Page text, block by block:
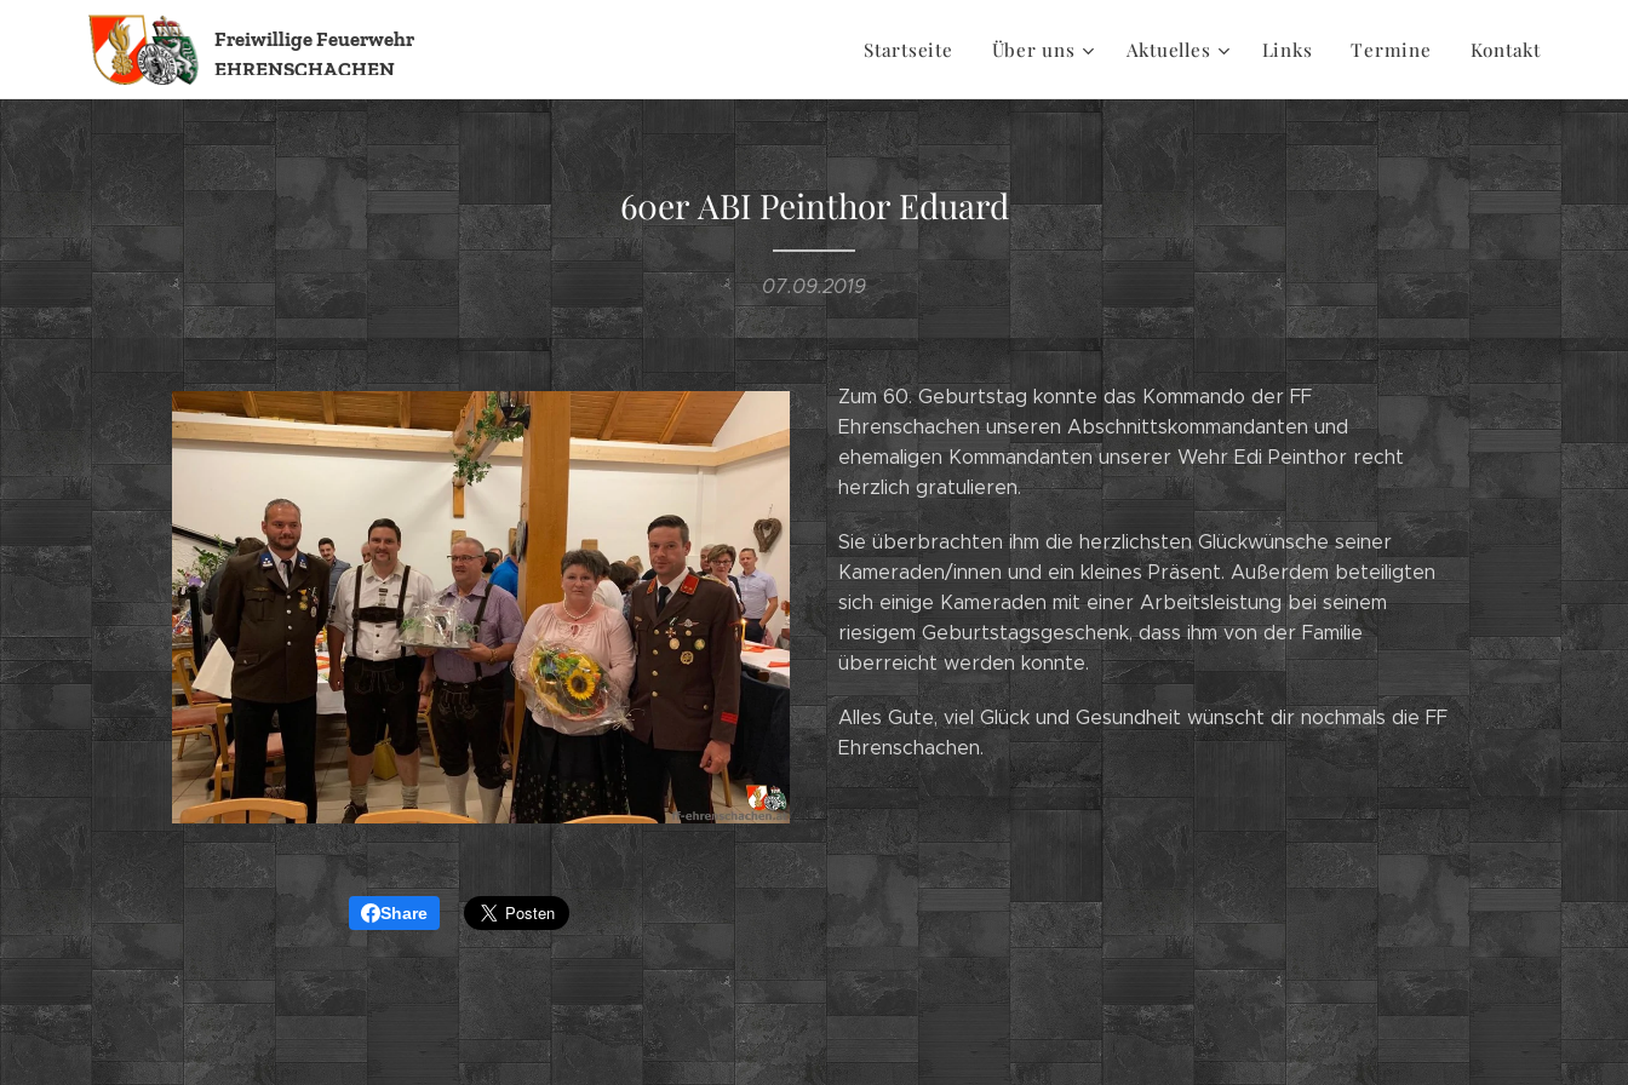
FreiwilligeFeuerwehr
EHRENSCHACHEN
Startseite Über uns Aktuelles Links Termine Kontakt
60er ABI Peinthor Eduard
07.09.2019
Zum 60. Geburtstag konnte das Kommando der FF
Ehrenschachen unseren Abschnittskommandanten und
ehemaligen Kommandanten unserer Wehr Edi Peinthor recht
herzlich gratulieren.
Sie überbrachten ihm die herzlichsten Glückwünsche seiner
Kameraden/innen und ein kleines Präsent. Außerdem beteiligten
sich einige Kameraden mit einer Arbeitsleistung bei seinem
riesigem Geburtstagsgeschenk, dass ihm von der Familie
überreicht werden konnte.
Alles Gute, viel Glück und Gesundheit wünscht dir nochmals die FF
Ehrenschachen.
Share